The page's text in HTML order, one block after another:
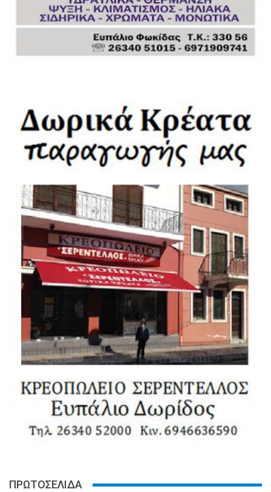
ΠΡΩΤΟΣΕΛΙΔΑ